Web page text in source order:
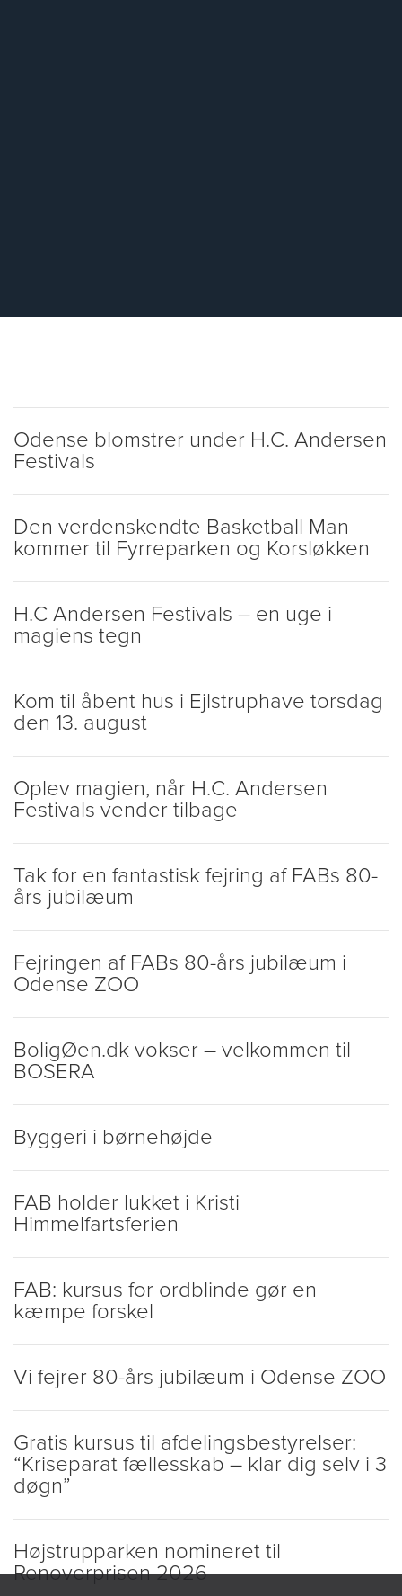
Odense blomstrer under H.C. Andersen
Festivals
Den verdenskendte Basketball Man
kommer til Fyrreparken og Korsløkken
H.C Andersen Festivals – en uge i
magiens tegn
Kom til åbent hus i Ejlstruphave torsdag
den 13. august
Oplev magien, når H.C. Andersen
Festivals vender tilbage
Tak for en fantastisk fejring af FABs 80-
års jubilæum
Fejringen af FABs 80-års jubilæum i
Odense ZOO
BoligØen.dk vokser – velkommen til
BOSERA
Byggeri i børnehøjde
FAB holder lukket i Kristi
Himmelfartsferien
FAB: kursus for ordblinde gør en
kæmpe forskel
Vi fejrer 80-års jubilæum i Odense ZOO
Gratis kursus til afdelingsbestyrelser:
“Kriseparat fællesskab – klar dig selv i 3
døgn”
Højstrupparken nomineret til
Renoverprisen 2026